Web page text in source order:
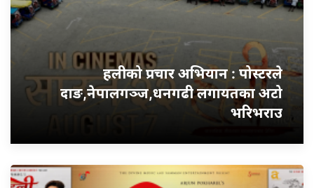
हलीको प्रचार अभियान : पोस्टरले
दाङ,नेपालगञ्ज,धनगढी लगायतका अटो
भरिभराउ